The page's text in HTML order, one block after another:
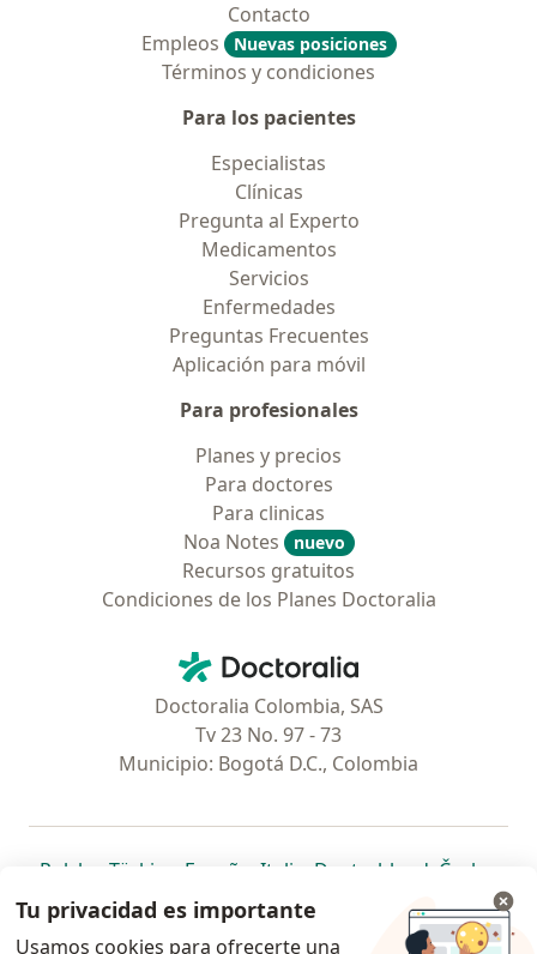
Contacto
Empleos
Nuevas posiciones
Términos y condiciones
Para los pacientes
Especialistas
Clínicas
Pregunta al Experto
Medicamentos
Servicios
Enfermedades
Preguntas Frecuentes
Aplicación para móvil
Para profesionales
Planes y precios
Para doctores
Para clinicas
Noa Notes
nuevo
Recursos gratuitos
Condiciones de los Planes Doctoralia
Doctoralia - Página de inicio
Doctoralia Colombia, SAS
Tv 23 No. 97 - 73
Municipio: Bogotá D.C., Colombia
Polska se abre en una nueva pestaña
Türkiye se abre en una nueva pestaña
España se abre en una nueva pestaña
Italia se abre en una nueva
Deutschlandse abre en
Česko
Portugal
se abre en una nueva pestaña
México se abre en una nueva pestaña
Chile se abre en una nueva pestaña
Brasil se abre en una nueva
se abre en
se
se abre en una nueva
Tu privacidad es importante
Usamos cookies para ofrecerte una